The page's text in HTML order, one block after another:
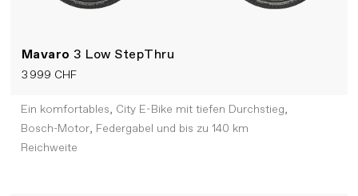
Mavaro 3 Low StepThru
3 999 CHF
Ein komfortables, City E-Bike mit tiefen Durchstieg,
Bosch-Motor, Federgabel und bis zu 140 km
Reichweite